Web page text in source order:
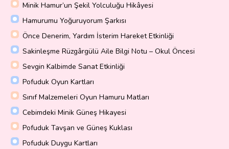
Minik Hamur’un Şekil Yolculuğu Hikâyesi
Hamurumu Yoğuruyorum Şarkısı
Önce Denerim, Yardım İsterim Hareket Etkinliği
Sakinleşme Rüzgârgülü Aile Bilgi Notu – Okul Öncesi
Sevgin Kalbimde Sanat Etkinliği
Pofuduk Oyun Kartları
Sınıf Malzemeleri Oyun Hamuru Matları
Cebimdeki Minik Güneş Hikayesi
Pofuduk Tavşan ve Güneş Kuklası
Pofuduk Duygu Kartları